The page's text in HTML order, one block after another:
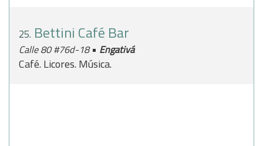
25. Bettini Café Bar
Calle 80 #76d-18• Engativá
Café. Licores. Música.